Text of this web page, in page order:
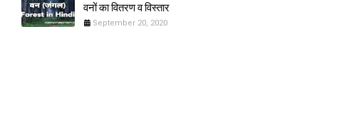
वनों का वितरण व विस्तार
September 20, 2020